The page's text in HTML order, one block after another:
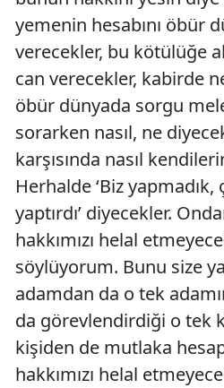
yemenin hesabını öbür
verecekler, bu kötülüğe
can verecekler, kabirde
öbür dünyada sorgu
sorarken nasıl, ne
karşısında nasıl
Herhalde ‘Biz
yaptırdı’ diyecekler.
hakkımızı helal
söylüyorum. Bunu size
adamdan da o tek
da görevlendirdiği o tek
kişiden de mutlaka
hakkımızı helal